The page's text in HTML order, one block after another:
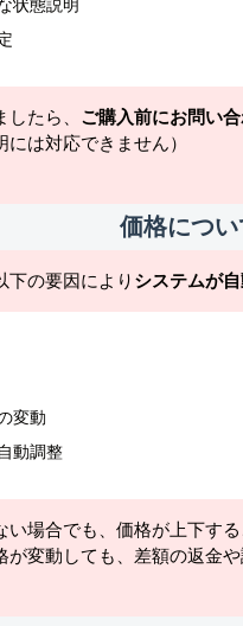
状態説明
たら、 ご購入前にお問い合
には対応できません）
価格につい
下の要因により システムが
変動
動調整
い場合でも、価格が上下する
が変動しても、差額の返金